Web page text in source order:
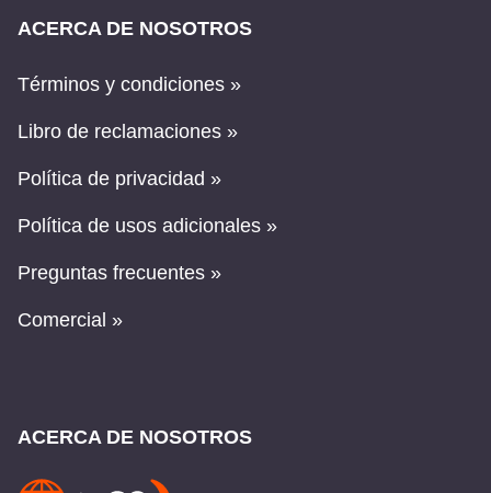
ACERCA DE NOSOTROS
Términos y condiciones »
Libro de reclamaciones »
Política de privacidad »
Política de usos adicionales »
Preguntas frecuentes »
Comercial »
ACERCA DE NOSOTROS